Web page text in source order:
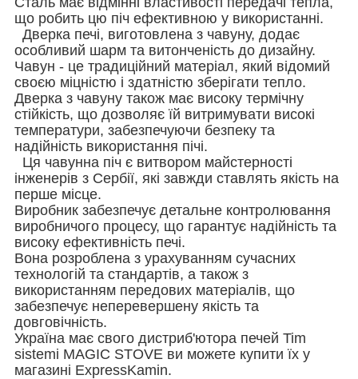
що робить цю піч ефективною у використанні.
Дверка печі, виготовлена з чавуну, додає
особливий шарм та витонченість до дизайну.
Чавун - це традиційний матеріал, який відомий
своєю міцністю і здатністю зберігати тепло.
Дверка з чавуну також має високу термічну
стійкість, що дозволяє їй витримувати високі
температури, забезпечуючи безпеку та
надійність використання пічі.
Ця чавунна піч є витвором майстерності
інженерів з Сербії, які завжди ставлять якість на
перше місце.
Виробник забезпечує детальне контролювання
виробничого процесу, що гарантує надійність та
високу ефективність печі.
Вона розроблена з урахуванням сучасних
технологій та стандартів, а також з
використанням передових матеріалів, що
забезпечує неперевершену якість та
довговічність.
Україна має свого дистриб'ютора печей Tim
sistemі MAGIC STOVE ви можете купити їх у
магазині ExpressKamin.